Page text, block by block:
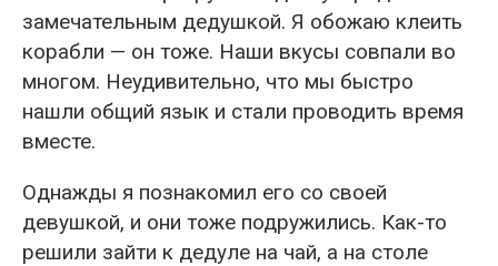
замечательным дедушкой. Я обожаю клеить
корабли — он тоже. Наши вкусы совпали во
многом. Неудивительно, что мы быстро
нашли общий язык и стали проводить время
вместе.
Однажды я познакомил его со своей
девушкой, и они тоже подружились. Как-то
решили зайти к дедуле на чай, а на столе